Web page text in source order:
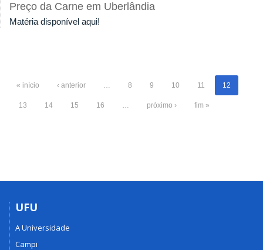
Preço da Carne em Uberlândia
Matéria disponível aqui!
« início ‹ anterior … 8 9 10 11 12
13 14 15 16 … próximo › fim »
UFU
A Universidade
Campi